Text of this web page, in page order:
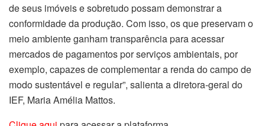
de seus imóveis e sobretudo possam demonstrar a
conformidade da produção. Com isso, os que preservam o
meio ambiente ganham transparência para acessar
mercados de pagamentos por serviços ambientais, por
exemplo, capazes de complementar a renda do campo de
modo sustentável e regular”, salienta a diretora-geral do
IEF, Maria Amélia Mattos.